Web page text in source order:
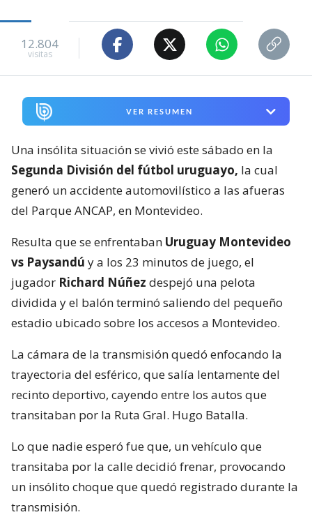
12.804
visitas
VER RESUMEN
Una insólita situación se vivió este sábado en la
Segunda División del fútbol uruguayo, la cual
generó un accidente automovilístico a las afueras
del Parque ANCAP, en Montevideo.
Resulta que se enfrentaban Uruguay Montevideo
vs Paysandú y a los 23 minutos de juego, el
jugador Richard Núñez despejó una pelota
dividida y el balón terminó saliendo del pequeño
estadio ubicado sobre los accesos a Montevideo.
La cámara de la transmisión quedó enfocando la
trayectoria del esférico, que salía lentamente del
recinto deportivo, cayendo entre los autos que
transitaban por la Ruta Gral. Hugo Batalla.
Lo que nadie esperó fue que, un vehículo que
transitaba por la calle decidió frenar, provocando
un insólito choque que quedó registrado durante la
transmisión.